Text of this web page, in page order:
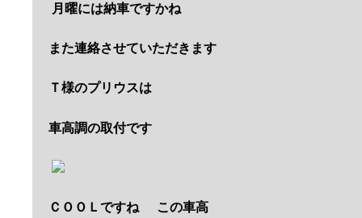
月曜には納車ですかね
また連絡させていただきます
Ｔ様のプリウスは
車高調の取付です
ＣＯＯＬですね この車高